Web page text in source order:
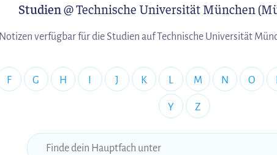
Studien@ Technische Universität München
Notizen verfügbar für die Studien auf Technische Universität
F G H J K L M N O
Y Z